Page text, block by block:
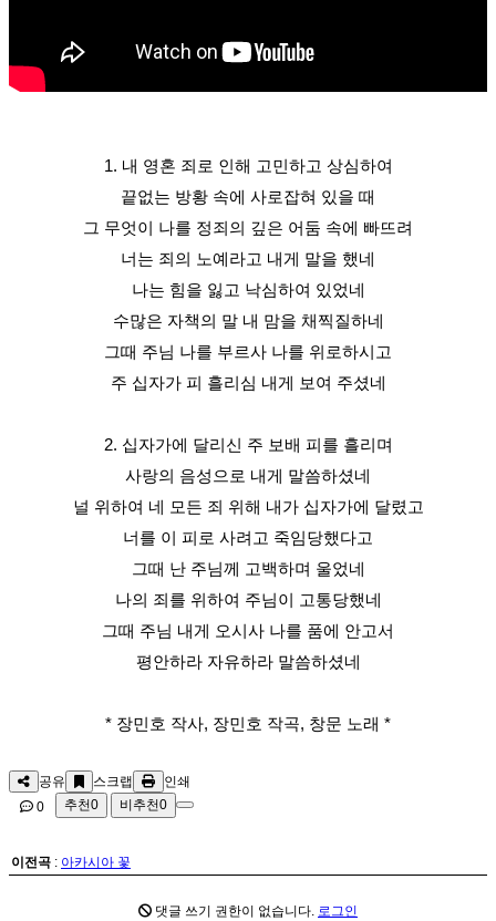
1. 내 영혼 죄로 인해 고민하고 상심하여
끝없는 방황 속에 사로잡혀 있을 때
그 무엇이 나를 정죄의 깊은 어둠 속에 빠뜨려
너는 죄의 노예라고 내게 말을 했네
나는 힘을 잃고 낙심하여 있었네
수많은 자책의 말 내 맘을 채찍질하네
그때 주님 나를 부르사 나를 위로하시고
주 십자가 피 흘리심 내게 보여 주셨네
2. 십자가에 달리신 주 보배 피를 흘리며
사랑의 음성으로 내게 말씀하셨네
널 위하여 네 모든 죄 위해 내가 십자가에 달렸고
너를 이 피로 사려고 죽임당했다고
그때 난 주님께 고백하며 울었네
나의 죄를 위하여 주님이 고통당했네
그때 주님 내게 오시사 나를 품에 안고서
평안하라 자유하라 말씀하셨네
* 장민호 작사, 장민호 작곡, 창문 노래 *
공유 스크랩
인쇄
0
추천0 비추천0
이전곡 : 아카시아 꽃
댓글 쓰기 권한이 없습니다. 로그인